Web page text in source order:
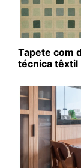
Tapete com
técnica têxtil